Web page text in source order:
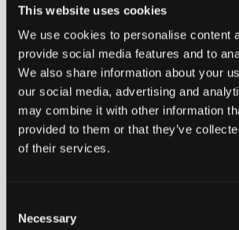
This website uses cookies
We use cookies to personalise content
provide social media features and to
We also share information about your
our social media, advertising and
may combine it with other information
provided to them or that they’ve
of their services.
Selection
Necessary
-
PRO
G
rende
NB200,
nr.
4
antal
+ Føj til forespørgsel
Ved at tilføje produkter til
en forespørgsel på et eller flere
BÆREDYGTIGT
VALG
CERTIFICERET
FRI FOR